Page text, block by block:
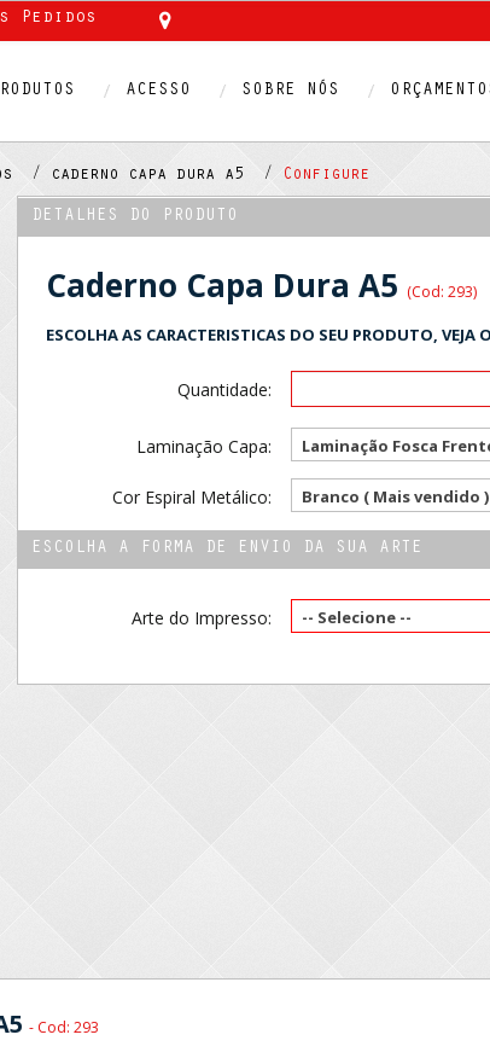
Pedidos
ACESSO SOBRE NÓS
/ caderno capa dura a5 / Configure
DETALHES DO PRODUTO
Caderno Capa Dura A5 (Cod: 293)
ESCOLHA AS CARACTERISTICAS DO SEU PRODUTO, VEJA
Quantidade:
Laminação Capa: Laminação Fosca
Cor Espiral Metálico: Branco ( Mais vendido )
ESCOLHA A FORMA DE ENVIO DA SUA ARTE
Arte do Impresso: -- Selecione --
- Cod: 293